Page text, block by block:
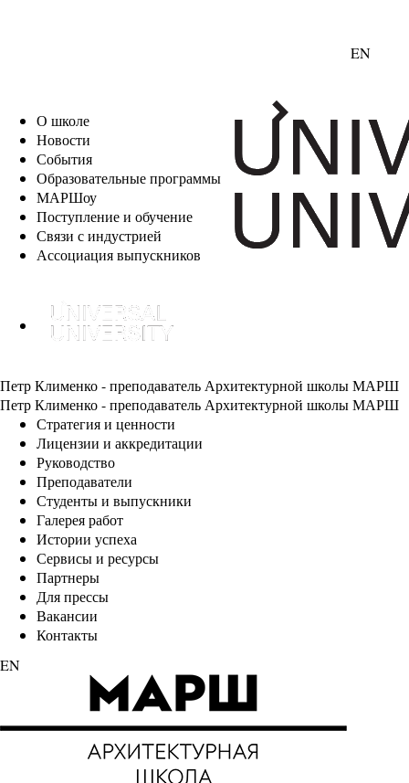
EN
О школе
Новости
События
Образовательные программы
МАРШоу
Поступление и обучение
Связи с индустрией
Ассоциация выпускников
Петр Клименко - преподаватель Архитектурной школы МАРШ
Петр Клименко - преподаватель Архитектурной школы МАРШ
Стратегия и ценности
Лицензии и аккредитации
Руководство
Преподаватели
Студенты и выпускники
Галерея работ
Истории успеха
Сервисы и ресурсы
Партнеры
Для прессы
Вакансии
Контакты
EN